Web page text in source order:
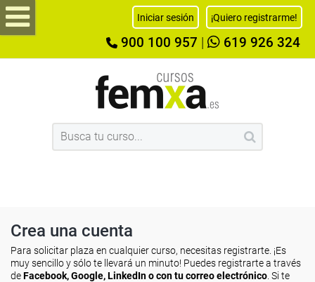
Iniciar sesión ¡Quiero registrarme!
900 100 957 619 926 324
Crea una cuenta
Para solicitar plaza en cualquier curso, necesitas registrarte. ¡Es
muy sencillo y sólo te llevará un minuto! Puedes registrarte a través
deFacebook, Google, LinkedIn o con tu correo electrónico . Si te